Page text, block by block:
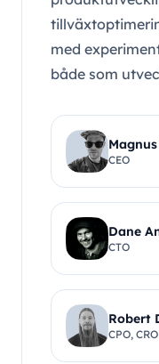
med
både som
CEO
Dane
CTO
Robert
CPO,